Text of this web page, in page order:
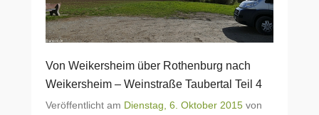
Von Weikersheim über Rothenburg nach
Weikersheim – Weinstraße Taubertal Teil 4
Veröffentlicht am Dienstag, 6. Oktober 2015 von